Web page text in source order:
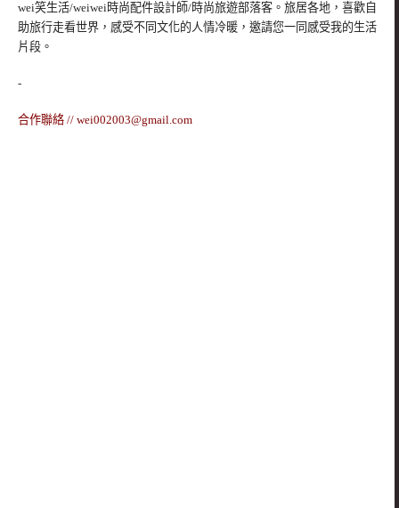
wei笑生活/weiwei時尚配件設計師/時尚旅遊部落客。旅居各地，喜歡自
助旅行走看世界，感受不同文化的人情冷暖，邀請您一同感受我的生活
片段。
-
合作聯絡 // wei002003@gmail.com